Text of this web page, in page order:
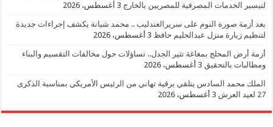
لتيسير الخدمات المصرفية للمصريين بالخارج 3 أغسطس، 2026
بعد أزمة صورة النوم على سريرالعندليب .. محمد شبانة يكشف إجراءات جديدة
لتنظيم زيارة منزل عبدالحليم حافظ 3 أغسطس، 2026
أزمة أرض المحلج بمغاغة تثير الجدل.. تساؤلات حول مخالفات التقسيم والبناء
ومطالبات بالتحقيق 3 أغسطس، 2026
الملك محمد السادس يتلقي برقية تهاني من الرئيس الأمريكي بمناسبة الذكرى
27 لعيد العرش
3 أغسطس، 2026